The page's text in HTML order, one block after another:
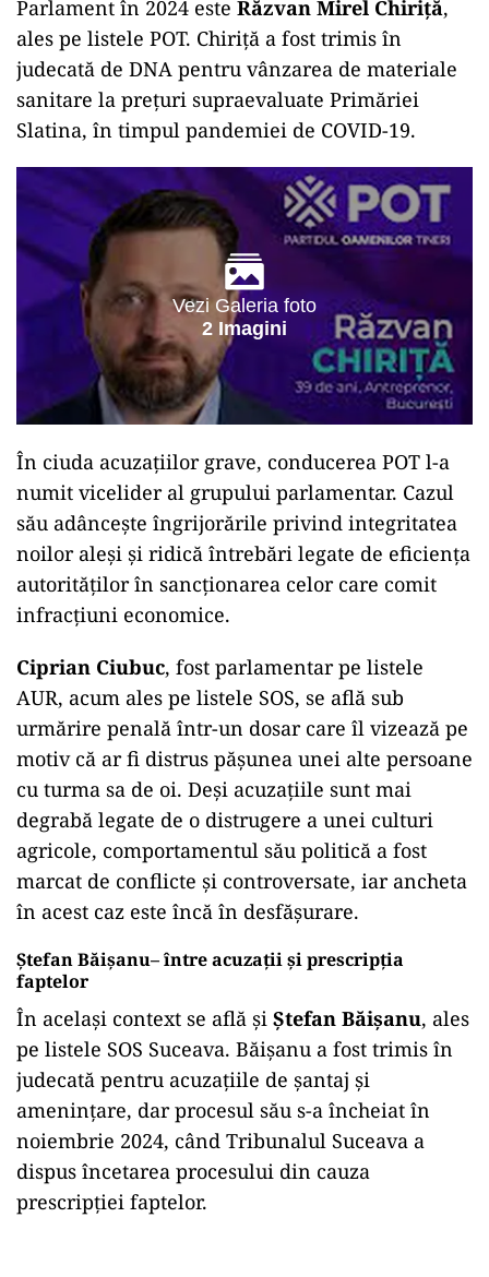
Parlament în 2024 este Răzvan Mirel Chiriță,
ales pe listele POT. Chiriță a fost trimis în
judecată de DNA pentru vânzarea de materiale
sanitare la prețuri supraevaluate Primăriei
Slatina, în timpul pandemiei de COVID-19.
Vezi Galeria foto
2 Imagini
În ciuda acuzațiilor grave, conducerea POT l-a
numit vicelider al grupului parlamentar. Cazul
său adâncește îngrijorările privind integritatea
noilor aleși și ridică întrebări legate de eficiența
autorităților în sancționarea celor care comit
infracțiuni economice.
Ciprian Ciubuc, fost parlamentar pe listele
AUR, acum ales pe listele SOS, se află sub
urmărire penală într-un dosar care îl vizează pe
motiv că ar fi distrus pășunea unei alte persoane
cu turma sa de oi. Deși acuzațiile sunt mai
degrabă legate de o distrugere a unei culturi
agricole, comportamentul său politică a fost
marcat de conflicte și controversate, iar ancheta
în acest caz este încă în desfășurare.
Ștefan Băișanu– între acuzații și prescripția
faptelor
În același context se află și Ștefan Băișanu, ales
pe listele SOS Suceava. Băișanu a fost trimis în
judecată pentru acuzațiile de șantaj și
amenințare, dar procesul său s-a încheiat în
noiembrie 2024, când Tribunalul Suceava a
dispus încetarea procesului din cauza
prescripției faptelor.